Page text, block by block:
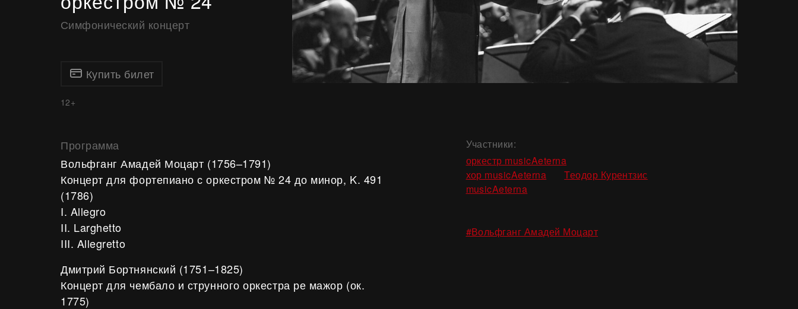
Симфонический концерт
Купить билет
12+
Программа
Вольфганг Амадей Моцарт (1756–1791)
Концерт для фортепиано с оркестром № 24 до минор, K. 491
(1786)
I. Allegro
II. Larghetto
III. Allegretto
Дмитрий Бортнянский (1751–1825)
Концерт для чембало и струнного оркестра ре мажор (ок.
1775)
Участники:
оркестр musicAeterna
хор musicAeterna
,Теодор Курентзис
musicAeterna
#Вольфганг Амадей Моцарт